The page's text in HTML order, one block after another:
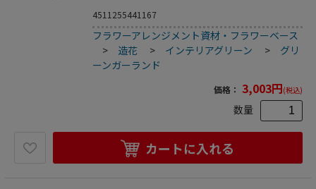
4511255441167
フラワーアレンジメント資材・フラワーベース
> 造花 > インテリアグリーン > グリ
ーンガーランド
価格： 3,003円(税込)
数量
カートに入れる